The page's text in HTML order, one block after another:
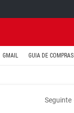
GMAIL GUIA DE COMPRAS
Seguinte